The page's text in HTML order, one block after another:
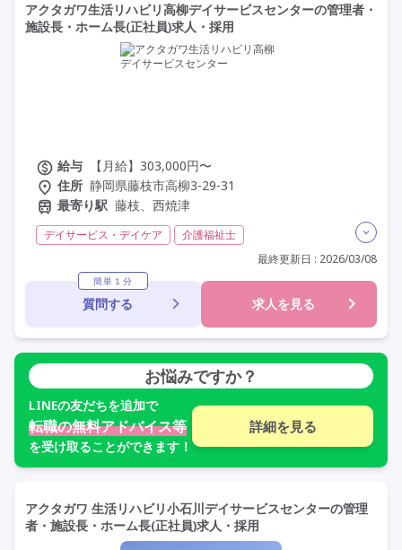
アクタガワ生活リハビリ高柳デイサービスセンターの管理者・
施設長・ホーム長(正社員)求人・採用
給与
【月給】303,000円〜
住所 静岡県藤枝市高柳3-29-31
最寄り駅 藤枝、西焼津
デイサービス・デイケア
介護福祉士
初任者研修(ヘルパー2級)
残業月20時間以内 常勤
社会保険完備
交通費支給
年間休日110日以上
学歴不問
定年65歳以上
車通勤可
資格取得支援
研修制度あり
最終更新日 : 2026/03/08
簡単１分
質問する 求人を見る
お悩みですか？
LINEの友だちを追加で
転職の無料アドバイス等
を受け取ることができます！
詳細を見る
アクタガワ 生活リハビリ小石川デイサービスセンターの管理
者・施設長・ホーム長(正社員)求人・採用